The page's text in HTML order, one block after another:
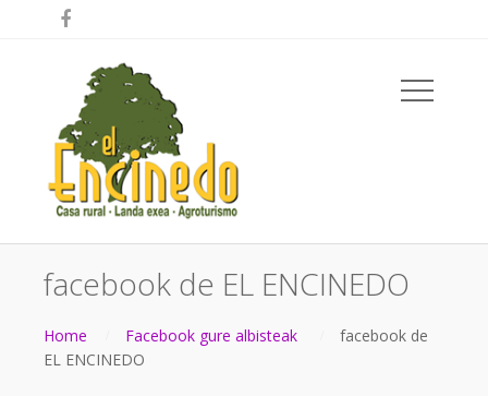

facebook de EL ENCINEDO
Home Facebook gure albisteak
facebook de
EL ENCINEDO